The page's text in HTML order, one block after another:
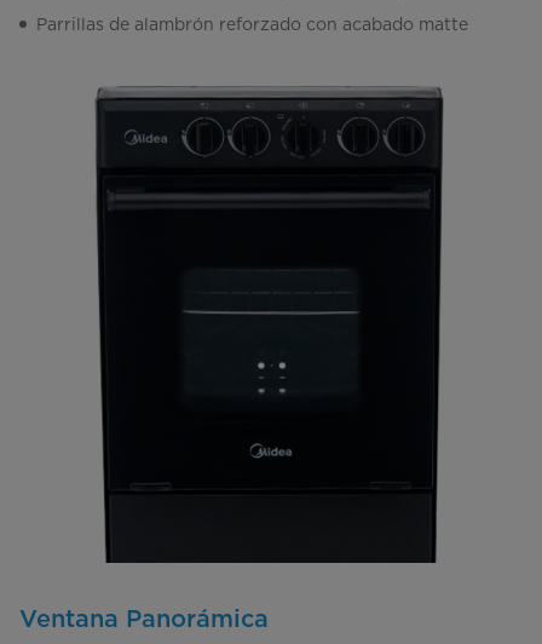
Parrillas de alambrón reforzado con acabado matte
Ventana Panorámica